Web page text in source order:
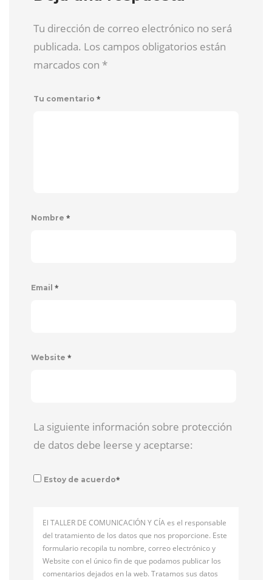
Tu dirección de correo electrónico no será
publicada. Los campos obligatorios están
marcados con *
Tu comentario *
Nombre *
Email *
Website *
La siguiente información sobre protección
de datos debe leerse y aceptarse:
Estoy de acuerdo*
El TALLER DE COMUNICACIÓN Y CÍA es el responsable
del tratamiento de los datos que nos proporcione. Este
formulario recopila tu nombre, correo electrónico y
Website con el único fin de que podamos publicar los
comentarios dejados en la web. Tratamos sus datos